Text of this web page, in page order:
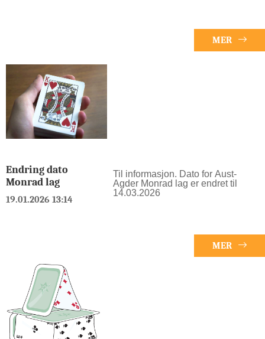
MER
Endring dato
Monrad lag
19.01.2026 13:14
Til informasjon. Dato for Aust-
Agder Monrad lag er endret til
14.03.2026
MER